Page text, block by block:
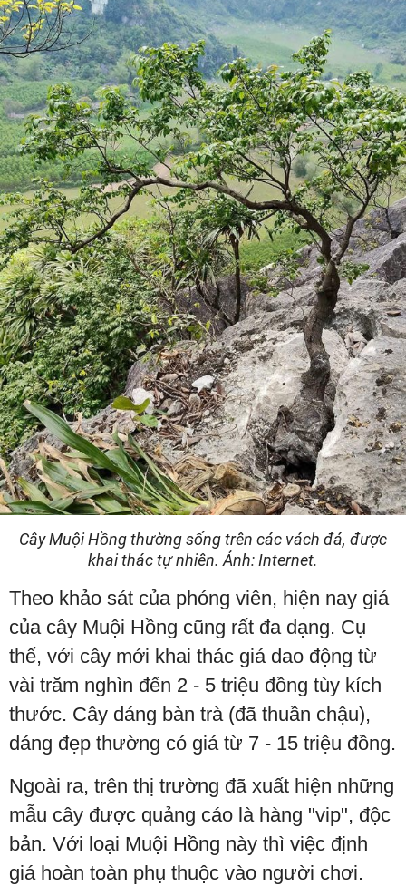
Cây Muội Hồng thường sống trên các vách đá, được
khai thác tự nhiên. Ảnh: Internet.
Theo khảo sát của phóng viên, hiện nay giá
của cây Muội Hồng cũng rất đa dạng. Cụ
thể, với cây mới khai thác giá dao động từ
vài trăm nghìn đến 2 - 5 triệu đồng tùy kích
thước. Cây dáng bàn trà (đã thuần chậu),
dáng đẹp thường có giá từ 7 - 15 triệu đồng.
Ngoài ra, trên thị trường đã xuất hiện những
mẫu cây được quảng cáo là hàng "vip", độc
bản. Với loại Muội Hồng này thì việc định
giá hoàn toàn phụ thuộc vào người chơi.